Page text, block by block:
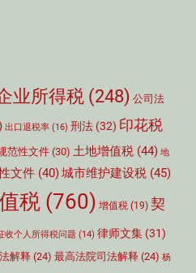
业所得税 (248) 公司法
出口退税率 (16) 刑法 (32) 印花税
范性文件 (30) 土地增值税 (44) 地
文件 (40)城市维护建设税 (45)
税 (760) 增值税 (19) 契
收个人所得税问题 (14) 律师文集 (31)
解释 (24) 最高法院司法解释 (24) 杨